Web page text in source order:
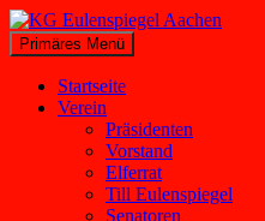
Zum
Inhalt
springen
KG
Suchen
Primäres Menü
Startseite
Verein
Präsidenten
Vorstand
Elferrat
Till Eulenspiegel
Senatoren